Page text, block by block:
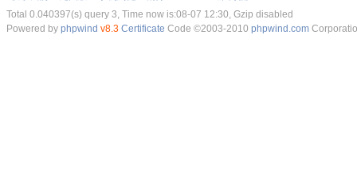
Total 0.040397(s) query 3, Time now is:08-07 12:30, Gzip disabled
Powered by phpwind v8.3 Certificate Code ©2003-2010 phpwind.com